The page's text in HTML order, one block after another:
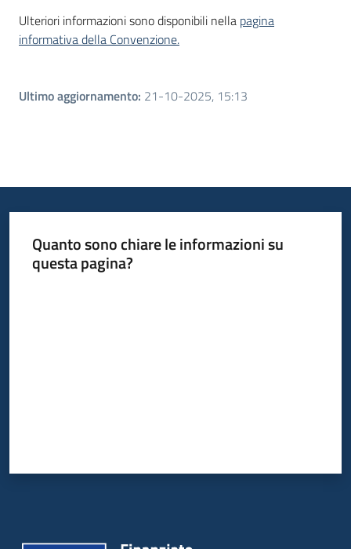
Ulteriori informazioni sono disponibili nella pagina
informativa della Convenzione.
Ultimo aggiornamento: 21-10-2025, 15:13
Quanto sono chiare le informazioni su
questa pagina?